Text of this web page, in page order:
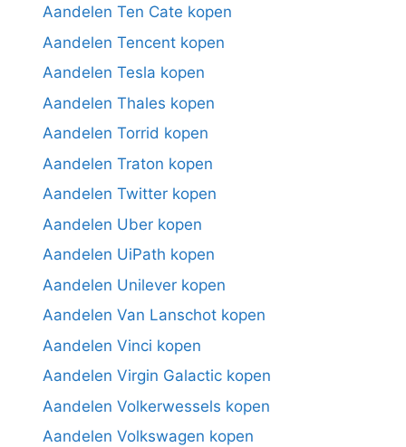
Aandelen Ten Cate kopen
Aandelen Tencent kopen
Aandelen Tesla kopen
Aandelen Thales kopen
Aandelen Torrid kopen
Aandelen Traton kopen
Aandelen Twitter kopen
Aandelen Uber kopen
Aandelen UiPath kopen
Aandelen Unilever kopen
Aandelen Van Lanschot kopen
Aandelen Vinci kopen
Aandelen Virgin Galactic kopen
Aandelen Volkerwessels kopen
Aandelen Volkswagen kopen